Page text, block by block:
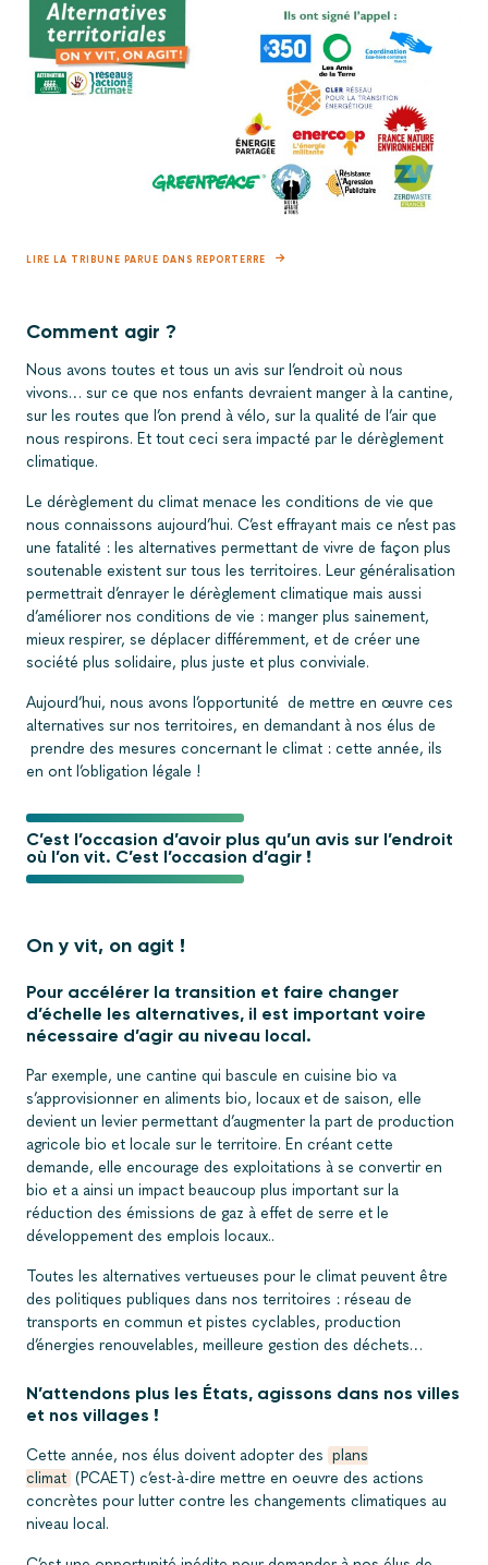
LIRE LA TRIBUNE PARUE DANS REPORTERRE
Comment agir ?
Nous avons toutes et tous un avis sur l’endroit où nous
vivons… sur ce que nos enfants devraient manger à la cantine,
sur les routes que l’on prend à vélo, sur la qualité de l’air que
nous respirons. Et tout ceci sera impacté par le dérèglement
climatique.
Le dérèglement du climat menace les conditions de vie que
nous connaissons aujourd’hui. C’est effrayant mais ce n’est pas
une fatalité : les alternatives permettant de vivre de façon plus
soutenable existent sur tous les territoires. Leur généralisation
permettrait d’enrayer le dérèglement climatique mais aussi
d’améliorer nos conditions de vie : manger plus sainement,
mieux respirer, se déplacer différemment, et de créer une
société plus solidaire, plus juste et plus conviviale.
Aujourd’hui, nous avons l’opportunité de mettre en œuvre ces
alternatives sur nos territoires, en demandant à nos élus de
prendre des mesures concernant le climat : cette année, ils
en ont l’obligation légale !
C’est l’occasion d’avoir plus qu’un avis sur l’endroit
où l’on vit. C’est l’occasion d’agir !
On y vit, on agit !
Pour accélérer la transition et faire changer
d’échelle les alternatives, il est important voire
nécessaire d’agir au niveau local.
Par exemple, une cantine qui bascule en cuisine bio va
s’approvisionner en aliments bio, locaux et de saison, elle
devient un levier permettant d’augmenter la part de production
agricole bio et locale sur le territoire. En créant cette
demande, elle encourage des exploitations à se convertir en
bio et a ainsi un impact beaucoup plus important sur la
réduction des émissions de gaz à effet de serre et le
développement des emplois locaux..
Toutes les alternatives vertueuses pour le climat peuvent être
des politiques publiques dans nos territoires : réseau de
transports en commun et pistes cyclables, production
d’énergies renouvelables, meilleure gestion des déchets…
N’attendons plus les États, agissons dans nos villes
et nos villages !
Cette année, nos élus doivent adopter des plans
climat (PCAET) c’est-à-dire mettre en oeuvre des actions
concrètes pour lutter contre les changements climatiques au
niveau local.